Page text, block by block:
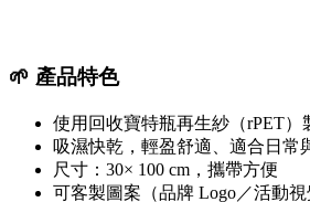
🌱 產品特色
使用回收寶特瓶再生紗（rPET）
吸濕快乾，輕盈舒適、適合日常
尺寸：30× 100 cm，攜帶方便
可客製圖案（品牌 Logo／活動視